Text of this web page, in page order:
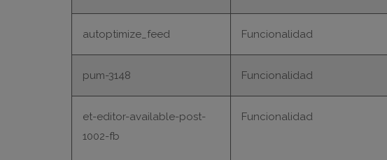
autoptimize_feed Funcionalidad
pum-3148 Funcionalidad
et-editor-available-post-
1002-fb
Funcionalidad